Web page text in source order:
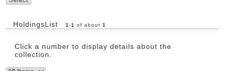
HoldingsList 1 -1 of about 1
Click a number to display details about the
collection.